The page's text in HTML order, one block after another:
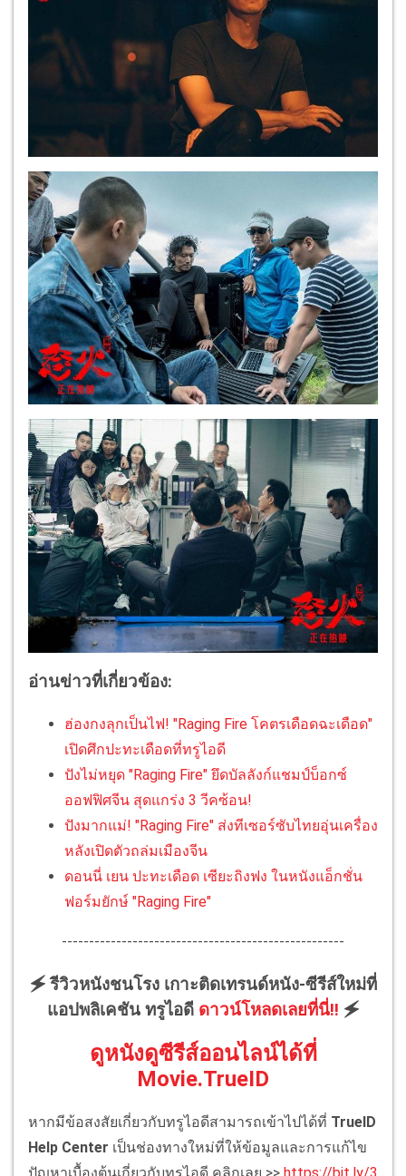
อ่านข่าวที่เกี่ยวข้อง:
ฮ่องกงลุกเป็นไฟ! "Raging Fire โคตรเดือดฉะเดือด"
เปิดศึกปะทะเดือดที่ทรูไอดี
ปังไม่หยุด "Raging Fire" ยึดบัลลังก์แชมป์บ็อกซ์
ออฟฟิศจีน สุดแกร่ง 3 วีคซ้อน!
ปังมากแม่! "Raging Fire" ส่งทีเซอร์ซับไทยอุ่นเครื่อง
หลังเปิดตัวถล่มเมืองจีน
ดอนนี่ เยน ปะทะเดือด เซียะถิงฟง ในหนังแอ็กชั่น
ฟอร์มยักษ์ "Raging Fire"
----------------------------------------------------
🗲 รีวิวหนังชนโรง เกาะติดเทรนด์หนัง-ซีรีส์ใหม่ที่
แอปพลิเคชัน ทรูไอดี ดาวน์โหลดเลยที่นี่!! 🗲
ดูหนังดูซีรีส์ออนไลน์ได้ที่
Movie.TrueID
หากมีข้อสงสัยเกี่ยวกับทรูไอดีสามารถเข้าไปได้ที่ TrueID
Help Center เป็นช่องทางใหม่ที่ให้ข้อมูลและการแก้ไข
ปัญหาเบื้องต้นเกี่ยวกับทรูไอดี คลิกเลย >> https://bit.ly/3